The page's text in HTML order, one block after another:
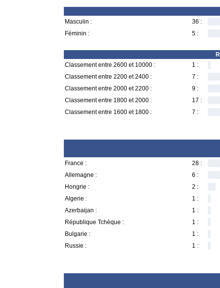
Masculin :
36 :
Féminin :
5 :
Classement entre 2600 et 10000 :
1 :
Classement entre 2200 et 2400 :
7 :
Classement entre 2000 et 2200 :
9 :
Classement entre 1800 et 2000 :
17 :
Classement entre 1600 et 1800 :
7 :
France :
28 :
Allemagne :
6 :
Hongrie :
2 :
Algerie :
1 :
Azerbaijan :
1 :
République Tchèque :
1 :
Bulgarie :
1 :
Russie :
1 :